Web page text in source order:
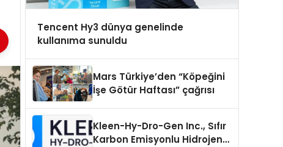
Tencent Hy3 dünya genelinde
kullanıma sunuldu
Mars Türkiye’den “Köpeğini
İşe Götür Haftası” çağrısı
Kleen-Hy-Dro-Gen Inc., Sıfır
Karbon Emisyonlu Hidrojen